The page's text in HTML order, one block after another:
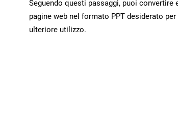
Seguendo questi passaggi, puoi convertire
pagine web nel formato PPT desiderato
ulteriore utilizzo.